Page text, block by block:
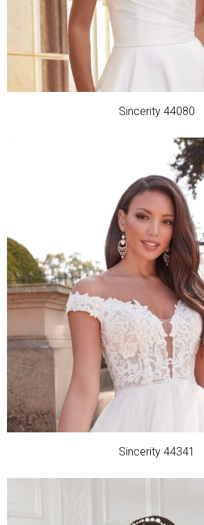
Sincerity 44080
Sincerity 44341